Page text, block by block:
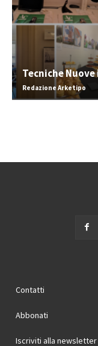
Tecniche
Redazione Arketipo
Contatti
Abbonati
Iscriviti alla newsletter